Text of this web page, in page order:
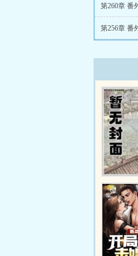
第260章 番
第256章 番